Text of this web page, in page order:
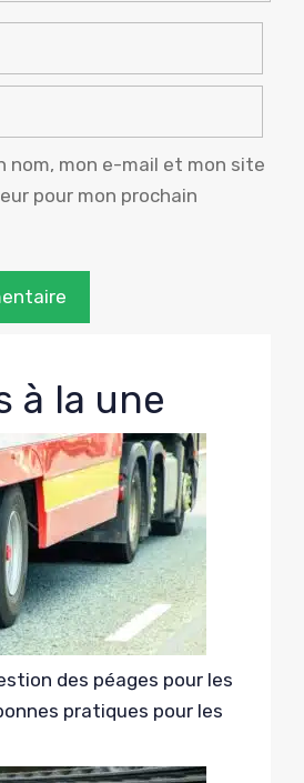
nom, mon e-mail et mon site
pour mon prochain
à la une
des péages pour les
pratiques pour les